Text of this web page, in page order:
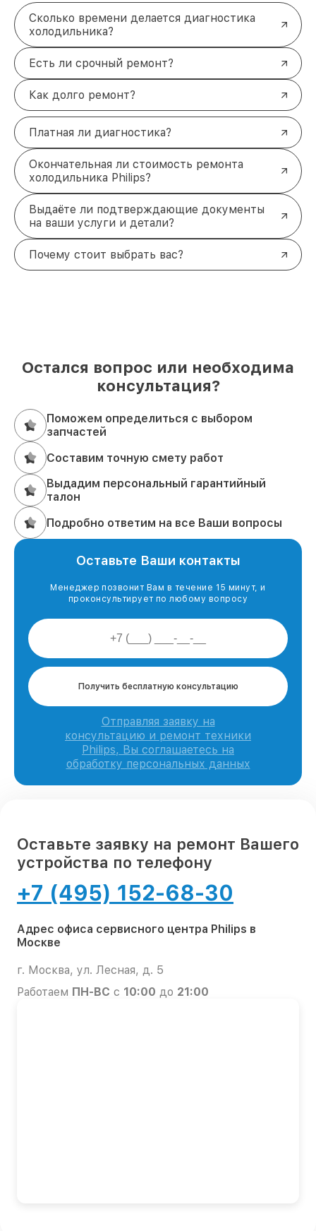
Сколько времени делается диагностика
холодильника?
Есть ли срочный ремонт?
Как долго ремонт?
Платная ли диагностика?
Окончательная ли стоимость ремонта
холодильника Philips?
Выдаёте ли подтверждающие документы
на ваши услуги и детали?
Почему стоит выбрать вас?
Остался вопрос или необходима
консультация?
Поможем определиться с выбором
запчастей
Составим точную смету работ
Выдадим персональный гарантийный
талон
Подробно ответим на все Ваши вопросы
Оставьте Ваши контакты
Менеджер позвонит Вам в течение 15 минут, и
проконсультирует по любому вопросу
Получить бесплатную консультацию
Отправляя заявку на
консультацию и ремонт техники
Philips, Вы соглашаетесь на
обработку персональных данных
Оставьте заявку на ремонт Вашего
устройства по телефону
+7 (495) 152-68-30
Адрес офиса сервисного центра Philips в
Москве
г. Москва, ул. Лесная, д. 5
Работаем ПН-ВС с 10:00 до 21:00